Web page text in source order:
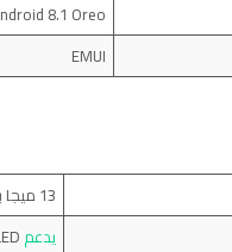
8.1 Oreo
EMUI
13 ميجا بيكسل
يدعم